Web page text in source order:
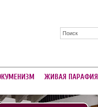
ЖИВАЯ ПАРАФИЯ